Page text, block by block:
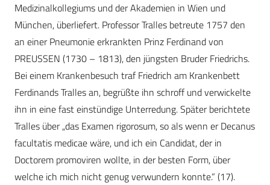
Medizinalkollegiums und der Akademien in Wien und
München, überliefert. Professor Tralles betreute 1757 den
an einer Pneumonie erkrankten Prinz Ferdinand von
PREUSSEN (1730 – 1813), den jüngsten Bruder Friedrichs.
Bei einem Krankenbesuch traf Friedrich am Krankenbett
Ferdinands Tralles an, begrüßte ihn schroff und verwickelte
ihn in eine fast einstündige Unterredung. Später berichtete
Tralles über „das Examen rigorosum, so als wenn er Decanus
facultatis medicae wäre, und ich ein Candidat, der in
Doctorem promoviren wollte, in der besten Form, über
welche ich mich nicht genug verwundern konnte.“ (17).